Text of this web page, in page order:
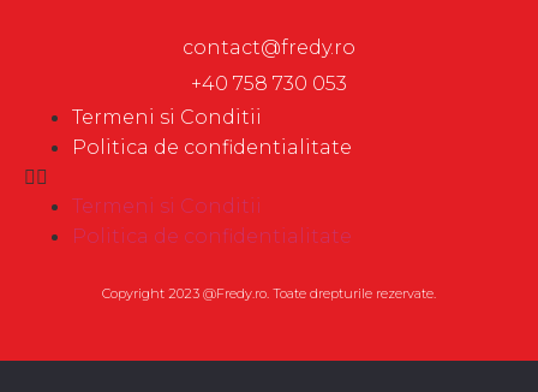
contact@fredy.ro
+40 758 730 053
Termeni si Conditii
Politica de confidentialitate
Termeni si Conditii
Politica de confidentialitate
Copyright 2023 @Fredy.ro. Toate drepturile rezervate.